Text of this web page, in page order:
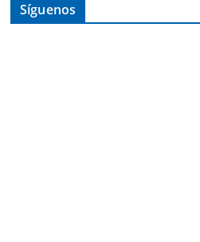
Síguenos